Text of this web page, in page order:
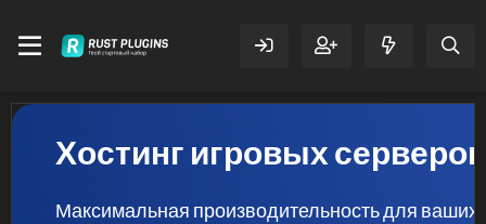
Хостинг игровых серверов
Максимальная производительность для ваших